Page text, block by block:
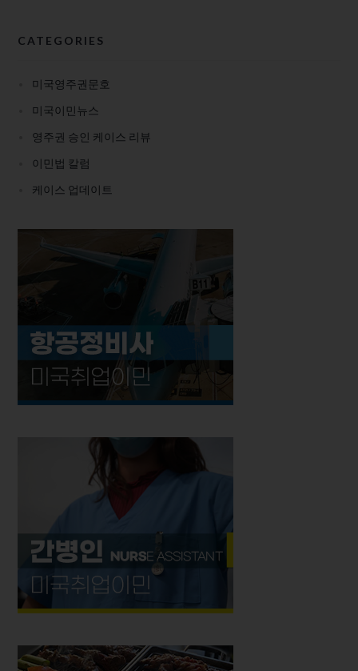
CATEGORIES
미국영주권문호
미국이민뉴스
영주권 승인 케이스 리뷰
이민법 칼럼
케이스 업데이트